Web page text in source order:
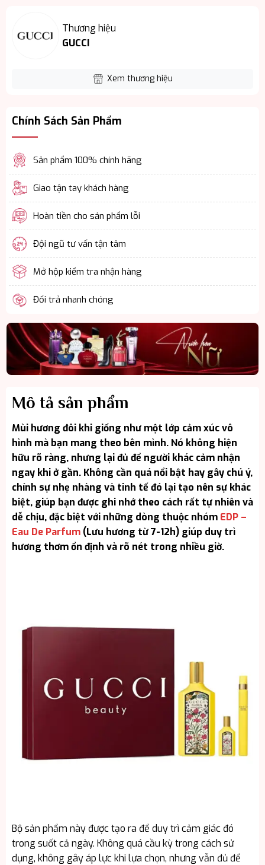
Thương hiệu
GUCCI
Xem thương hiệu
Chính Sách Sản Phẩm
Sản phẩm 100% chính hãng
Giao tận tay khách hàng
Hoàn tiền cho sản phẩm lỗi
Đội ngũ tư vấn tận tâm
Mở hộp kiểm tra nhận hàng
Đổi trả nhanh chóng
Mô tả sản phẩm
Mùi hương đôi khi giống như một lớp cảm xúc vô
hình mà bạn mang theo bên mình. Nó không hiện
hữu rõ ràng, nhưng lại đủ để người khác cảm nhận
ngay khi ở gần. Không cần quá nổi bật hay gây chú ý,
chính sự nhẹ nhàng và tinh tế đó lại tạo nên sự khác
biệt, giúp bạn được ghi nhớ theo cách rất tự nhiên và
dễ chịu, đặc biệt với những dòng thuộc nhóm EDP –
Eau De Parfum(Lưu hương từ 7-12h) giúp duy trì
hương thơm ổn định và rõ nét trong nhiều giờ.
Bộ sản phẩm này được tạo ra để duy trì cảm giác đó
trong suốt cả ngày. Không quá cầu kỳ trong cách sử
dụng, không gây áp lực khi lựa chọn, nhưng vẫn đủ để